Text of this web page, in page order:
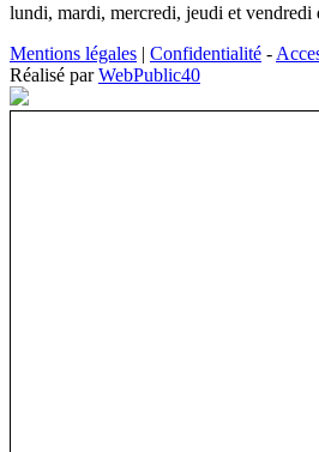
lundi, mardi, mercredi, jeudi et vendredi
Mentions légales | Confidentialité -
Réalisé parWebPublic40